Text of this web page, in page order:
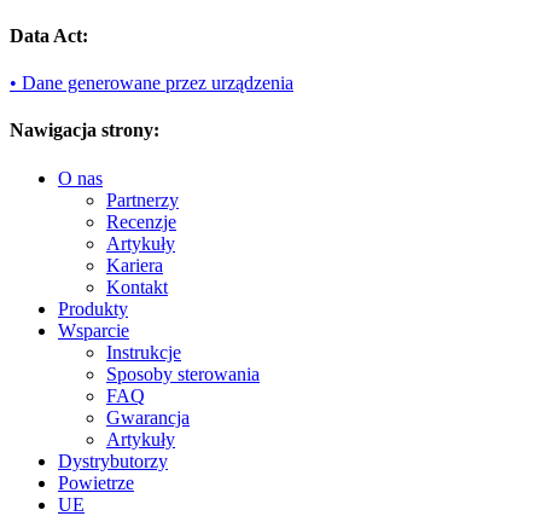
Data Act:
• Dane generowane przez urządzenia
Nawigacja strony:
O nas
Partnerzy
Recenzje
Artykuły
Kariera
Kontakt
Produkty
Wsparcie
Instrukcje
Sposoby sterowania
FAQ
Gwarancja
Artykuły
Dystrybutorzy
Powietrze
UE